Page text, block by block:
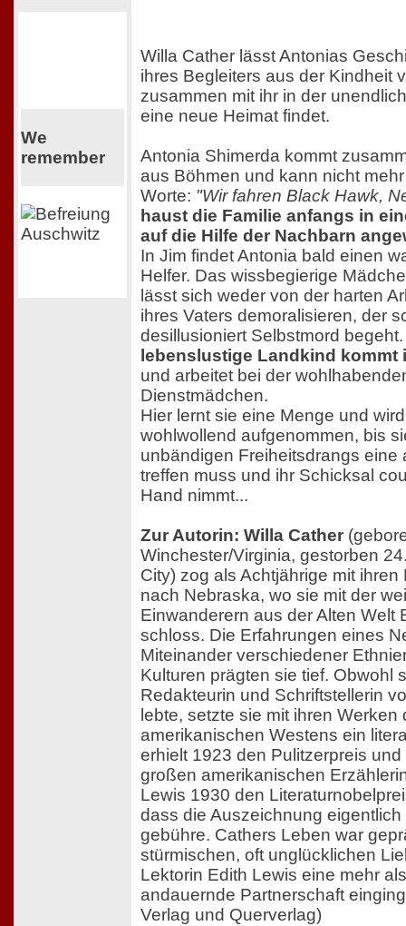
We
remember
Willa Cather lässt Antonias
ihres Begleiters aus der Kindheit
zusammen mit ihr in der
eine neue Heimat findet.
Antonia Shimerda kommt
aus Böhmen und kann nicht
Worte: "Wir fahren Black Hawk,
haust die Familie anfangs in
auf die Hilfe der Nachbarn
In Jim findet Antonia bald einen
Helfer. Das wissbegierige
lässt sich weder von der harten
ihres Vaters demoralisieren, der
desillusioniert Selbstmord
lebenslustige Landkind kommt
und arbeitet bei der
Dienstmädchen.
Hier lernt sie eine Menge und
wohlwollend aufgenommen, bis
unbändigen Freiheitsdrangs eine
treffen muss und ihr Schicksal
Hand nimmt...
Zur Autorin: Willa Cather
Winchester/Virginia, gestorben
City) zog als Achtjährige mit ihren
nach Nebraska, wo sie mit der
Einwanderern aus der Alten Welt
schloss. Die Erfahrungen eines
Miteinander verschiedener
Kulturen prägten sie tief. Obwohl
Redakteurin und Schriftstellerin
lebte, setzte sie mit ihren Werken
amerikanischen Westens ein
erhielt 1923 den Pulitzerpreis
großen amerikanischen
Lewis 1930 den
dass die Auszeichnung eigentlich
gebühre. Cathers Leben war
stürmischen, oft unglücklichen
Lektorin Edith Lewis eine mehr
andauernde Partnerschaft
Verlag und Querverlag)